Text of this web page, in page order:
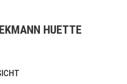
HUETTE